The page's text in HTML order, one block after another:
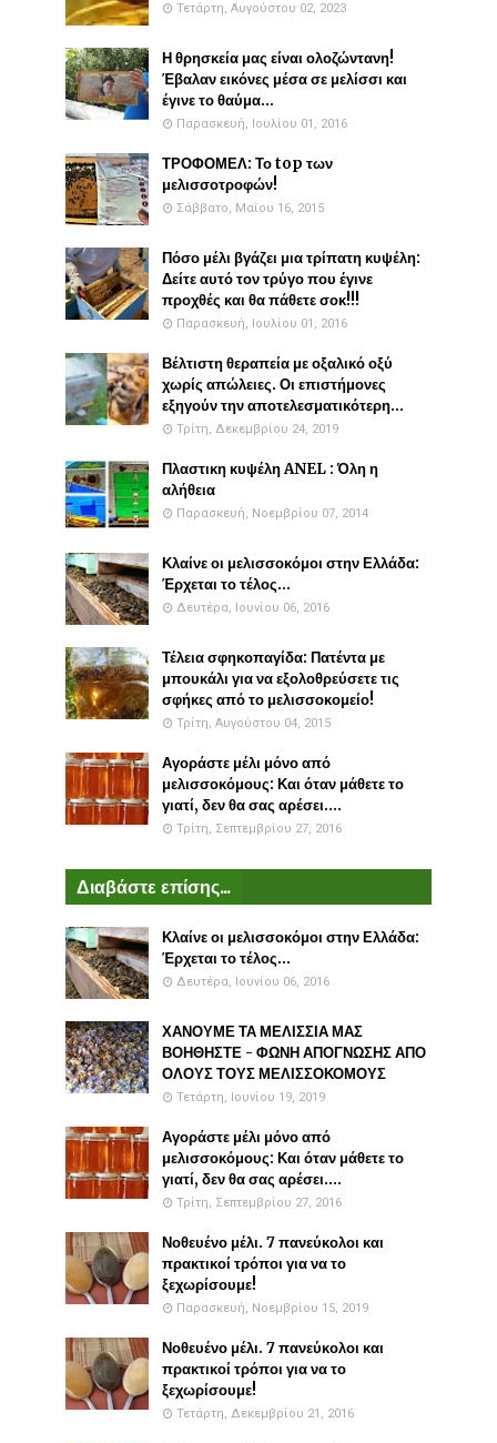
Τετάρτη, Αυγούστου 02, 2023
Η θρησκεία μας είναι ολοζώντανη!
Έβαλαν εικόνες μέσα σε μελίσσι και
έγινε το θαύμα...
Παρασκευή, Ιουλίου 01, 2016
ΤΡΟΦΟΜΕΛ: Το top των
μελισσοτροφών!
Σάββατο, Μαΐου 16, 2015
Πόσο μέλι βγάζει μια τρίπατη κυψέλη:
Δείτε αυτό τον τρύγο που έγινε
προχθές και θα πάθετε σοκ!!!
Παρασκευή, Ιουλίου 01, 2016
Βέλτιστη θεραπεία με οξαλικό οξύ
χωρίς απώλειες. Οι επιστήμονες
εξηγούν την αποτελεσματικότερη...
Τρίτη, Δεκεμβρίου 24, 2019
Πλαστικη κυψέλη ANEL : Όλη η
αλήθεια
Παρασκευή, Νοεμβρίου 07, 2014
Κλαίνε οι μελισσοκόμοι στην Ελλάδα:
Έρχεται το τέλος...
Δευτέρα, Ιουνίου 06, 2016
Τέλεια σφηκοπαγίδα: Πατέντα με
μπουκάλι για να εξολοθρεύσετε τις
σφήκες από το μελισσοκομείο!
Τρίτη, Αυγούστου 04, 2015
Αγοράστε μέλι μόνο από
μελισσοκόμους: Και όταν μάθετε το
γιατί, δεν θα σας αρέσει....
Τρίτη, Σεπτεμβρίου 27, 2016
Διαβάστε επίσης...
Κλαίνε οι μελισσοκόμοι στην Ελλάδα:
Έρχεται το τέλος...
Δευτέρα, Ιουνίου 06, 2016
ΧΑΝΟΥΜΕ ΤΑ ΜΕΛΙΣΣΙΑ ΜΑΣ
ΒΟΗΘΗΣΤΕ - ΦΩΝΗ ΑΠΟΓΝΩΣΗΣ ΑΠΟ
ΟΛΟΥΣ ΤΟΥΣ ΜΕΛΙΣΣΟΚΟΜΟΥΣ
Τετάρτη, Ιουνίου 19, 2019
Αγοράστε μέλι μόνο από
μελισσοκόμους: Και όταν μάθετε το
γιατί, δεν θα σας αρέσει....
Τρίτη, Σεπτεμβρίου 27, 2016
Νοθευένο μέλι. 7 πανεύκολοι και
πρακτικοί τρόποι για να το
ξεχωρίσουμε!
Παρασκευή, Νοεμβρίου 15, 2019
Νοθευένο μέλι. 7 πανεύκολοι και
πρακτικοί τρόποι για να το
ξεχωρίσουμε!
Τετάρτη, Δεκεμβρίου 21, 2016